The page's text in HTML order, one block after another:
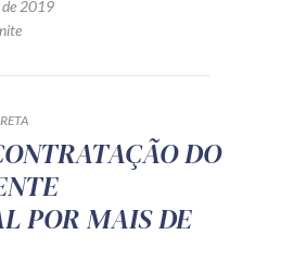
de 2019
DO
POR MAIS DE